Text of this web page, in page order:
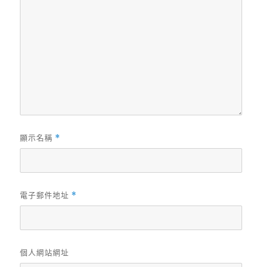
顯示名稱 *
電子郵件地址 *
個人網站網址